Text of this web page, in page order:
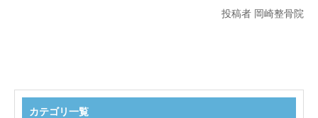
投稿者 岡崎整骨院
カテゴリ一覧